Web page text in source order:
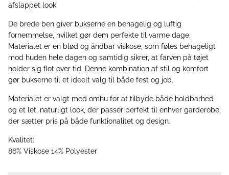
afslappet look.
De brede ben giver bukserne en behagelig og luftig
fornemmelse, hvilket gør dem perfekte til varme dage.
Materialet er en blød og åndbar viskose, som føles behageligt
mod huden hele dagen og samtidig sikrer, at farven på tøjet
holder sig flot over tid. Denne kombination af stil og komfort
gør bukserne til et ideelt valg til både fest og job.
Materialet er valgt med omhu for at tilbyde både holdbarhed
og et let, naturligt look, der passer perfekt til enhver garderobe,
der sætter pris på både funktionalitet og design.
Kvalitet:
86% Viskose 14% Polyester